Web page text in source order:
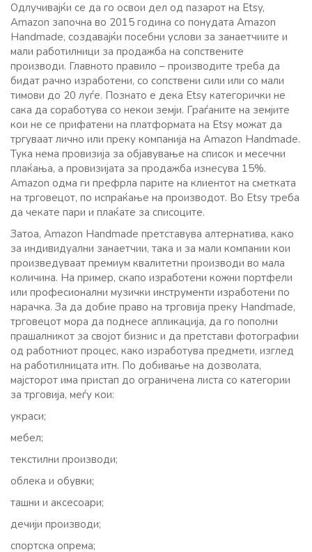
Одлучивајќи се да го освои дел од пазарот на Etsy,
Amazon започна во 2015 година со понудата Amazon
Handmade, создавајќи посебни услови за занаетчиите и
мали работилници за продажба на сопствените
производи. Главното правило – производите треба да
бидат рачно изработени, со сопствени сили или со мали
тимови до 20 луѓе. Познато е дека Etsy категорички не
сака да соработува со некои земји. Граѓаните на земјите
кои не се прифатени на платформата на Etsy можат да
тргуваат лично или преку компанија на Amazon Handmade.
Тука нема провизија за објавување на список и месечни
плаќања, а провизијата за продажба изнесува 15%.
Amazon одма ги префрла парите на клиентот на сметката
на трговецот, по испраќање на производот. Во Etsy треба
да чекате пари и плаќате за списоците.
Затоа, Amazon Handmade претставува алтернатива, како
за индивидуални занаетчии, така и за мали компании кои
произведуваат премиум квалитетни производи во мала
количина. На пример, скапо изработени кожни портфели
или професионални музички инструменти изработени по
нарачка. За да добие право на трговија преку Handmade,
трговецот мора да поднесе апликација, да го пополни
прашалникот за својот бизнис и да претстави фотографии
од работниот процес, како изработува предмети, изглед
на работилницата итн. По добивање на дозволата,
мајсторот има пристап до ограничена листа со категории
за трговија, меѓу кои:
украси;
мебел;
текстилни производи;
облека и обувки;
ташни и аксесоари;
дечији производи;
спортска опрема;